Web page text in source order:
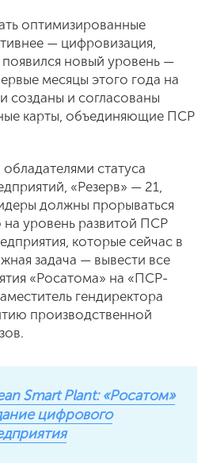
оптимизированные
— цифровизация,
новый уровень —
месяцы этого года на
созданы и согласованы
карты, объединяющие ПСР
статуса
«Резерв» — 21,
должны прорываться
на уровень развитой ПСР
которые сейчас в
задача — вывести все
«Росатома» на «ПСР-
гендиректора
производственной
Smart Plant: «Росатом»
цифрового